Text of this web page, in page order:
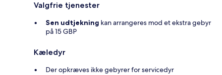
Valgfrie tjenester
Sen udtjekning kan arrangeres mod et ekstra gebyr
på 15 GBP
Kæledyr
Der opkræves ikke gebyrer for servicedyr